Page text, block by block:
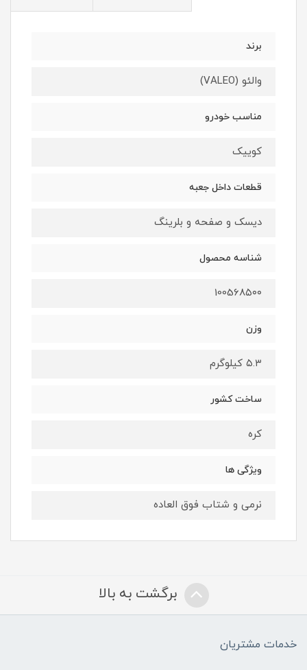
برند
والئو (VALEO)
مناسب خودرو
کوییک
قطعات داخل جعبه
دیسک و صفحه و بلرینگ
شناسه محصول
100568۵۰۰
وزن
۵.۳ کیلوگرم
ساخت کشور
کره
ویژگی ها
نرمی و شتاب فوق العاده
برگشت به بالا
خدمات مشتریان